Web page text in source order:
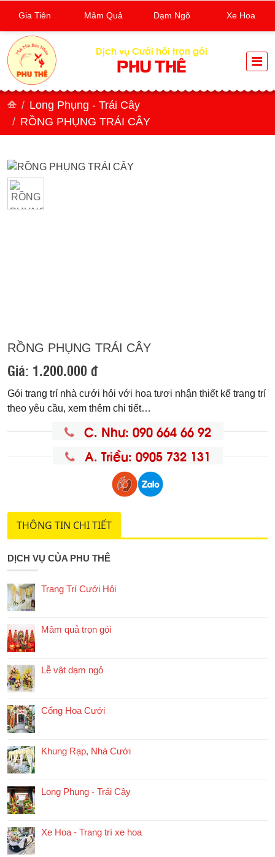
Dịch vụ Cưới hỏi trọn gói
PHU THÊ
Long Phụng - Trái Cây
RỒNG PHỤNG TRÁI CÂY
RỒNG PHỤNG TRÁI CÂY
Giá: 1.200.000 đ
Gói trang trí nhà cưới hỏi với hoa tươi nhận thiết kế trang trí
theo yêu cầu, xem thêm chi tiết…
C. Như: 090 664 66 92
A. Triều: 0905 732 131
THÔNG TIN CHI TIẾT
DỊCH VỤ CỦA PHU THÊ
Trang Trí Cưới Hỏi
Mâm quả trọn gói
Lễ vật dạm ngỏ
Cổng Hoa Cưới
Khung Rạp, Nhà Cưới
Long Phụng - Trái Cây
Xe Hoa - Trang trí xe hoa
Gia Tiên Mâm Quả Dạm Ngõ Xe Hoa